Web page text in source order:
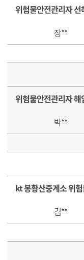
위험물안전관리자 선
장**
위험물안전관리자 해
박**
kt 봉황산중계소 위
김**